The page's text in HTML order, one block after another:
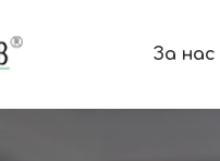
За нас